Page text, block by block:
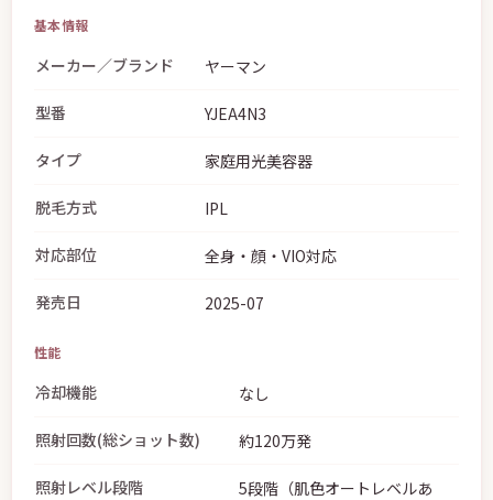
基本情報
メーカー／ブランド ヤーマン
型番 YJEA4N3
タイプ 家庭用光美容器
脱毛方式 IPL
対応部位 全身・顔・VIO対応
発売日 2025-07
性能
冷却機能 なし
照射回数(総ショット数) 約120万発
照射レベル段階
5段階（肌色オートレベルあ